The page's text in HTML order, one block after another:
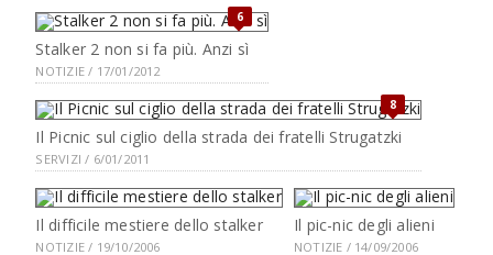
6
Stalker 2 non si fa più. Anzi sì
NOTIZIE / 17/01/2012
8
Il Picnic sul ciglio della strada dei fratelli Strugatzki
SERVIZI / 6/01/2011
Il difficile mestiere dello stalker
NOTIZIE / 19/10/2006
Il pic-nic degli alieni
NOTIZIE / 14/09/2006